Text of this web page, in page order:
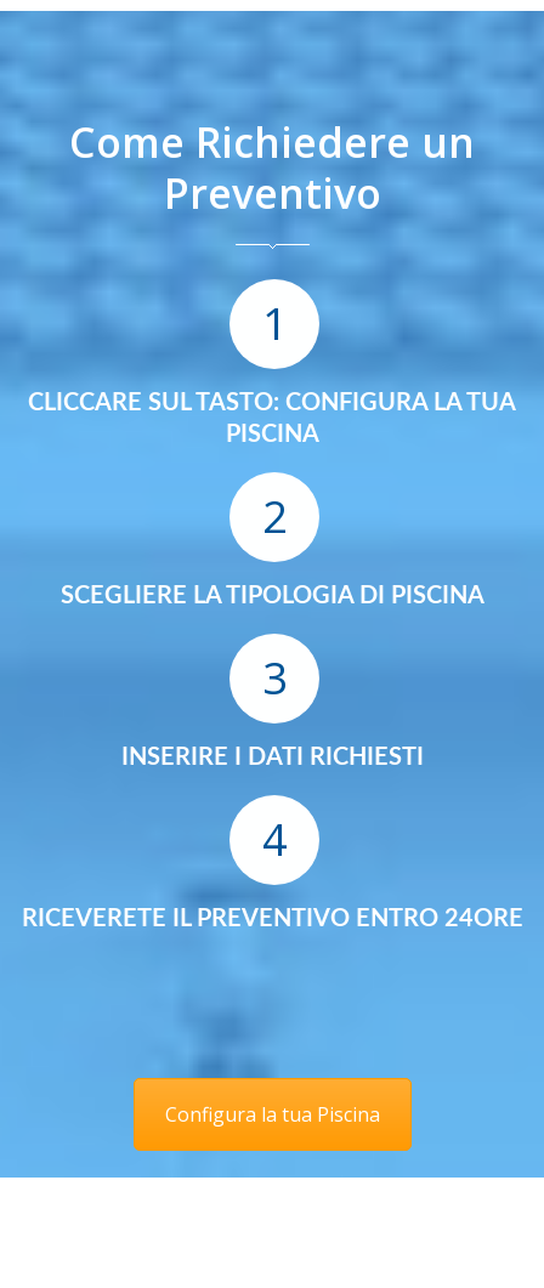
Come Richiedere un
Preventivo
1
CLICCARE SUL TASTO: CONFIGURA LA TUA
PISCINA
2
SCEGLIERE LA TIPOLOGIA DI PISCINA
3
INSERIRE I DATI RICHIESTI
4
RICEVERETE IL PREVENTIVO ENTRO 24ORE
Configura la tua Piscina